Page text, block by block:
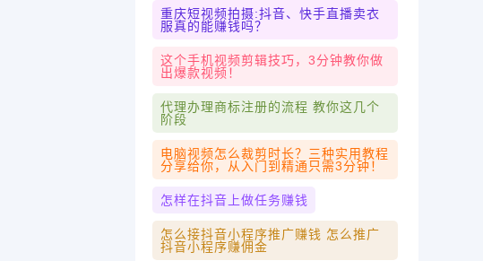
重庆短视频拍摄:抖音、快手直播卖衣
服真的能赚钱吗？
这个手机视频剪辑技巧，3分钟教你做
出爆款视频！
代理办理商标注册的流程 教你这几个
阶段
电脑视频怎么裁剪时长？三种实用教程
分享给你，从入门到精通只需3分钟！
怎样在抖音上做任务赚钱
怎么接抖音小程序推广赚钱 怎么推广
抖音小程序赚佣金